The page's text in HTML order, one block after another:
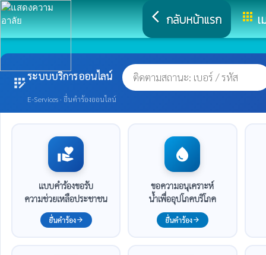
arrow_back_ios กลับหน้าแรก apps
app_registrationระบบบริการออนไลน์
E-Services · ยื่นคำร้องออนไลน์
volunteer_activism
แบบคำร้องขอรับ
ความช่วยเหลือประชาชน
ยื่นคำร้องarrow_forward
water_drop
ขอความอนุเคราะห์
น้ำเพื่ออุปโภคบริโภค
ยื่นคำร้องarrow_forward